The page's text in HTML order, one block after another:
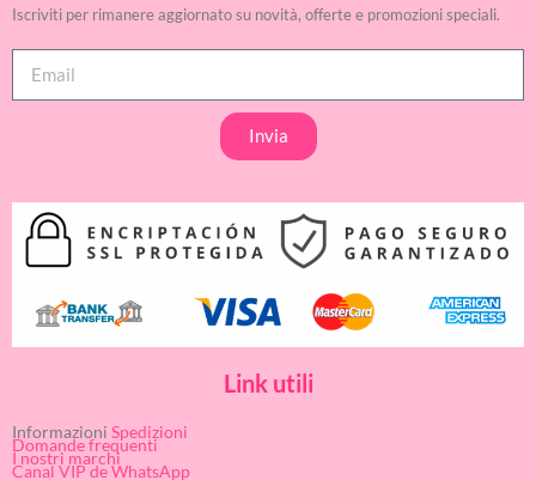
Iscriviti per rimanere aggiornato su novità, offerte e promozioni speciali.
Invia
Link utili
Informazioni Spedizioni
Domande frequenti
I nostri marchi
Canal VIP de WhatsApp